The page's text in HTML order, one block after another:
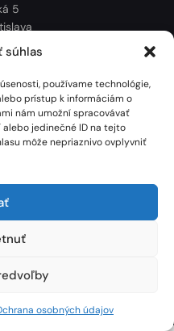
súhlas
používame technológie,
prístup k informáciám o
nám umožní spracovávať
jedinečné ID na tejto
môže nepriaznivo ovplyvniť
osobných údajov
5
cookies
| Vytvoril: Marek Heinfarth.